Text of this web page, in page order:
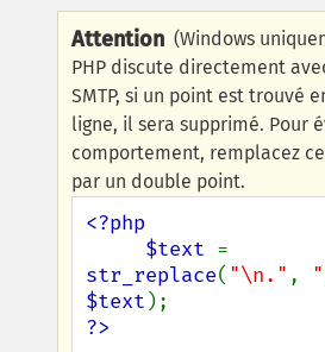
Attention (Windows
PHP discute directement
SMTP, si un point est trouvé
ligne, il sera supprimé. Pour
comportement, remplacez
par un double point.
<?php
     $text
str_replace( "\n." ,
$text
?>